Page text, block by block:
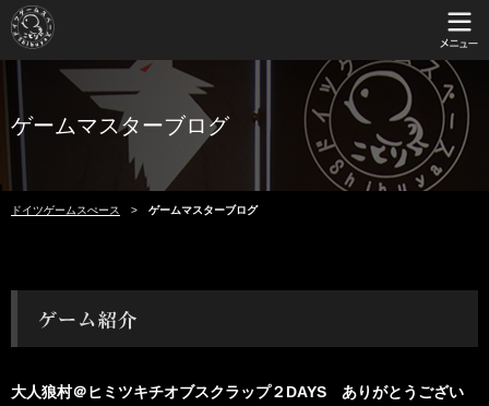
ゲームマスターブログ
ドイツゲームスぺース ゲームマスターブログ
大人狼村＠ヒミツキチオブスクラップ２DAYS ありがとうござい